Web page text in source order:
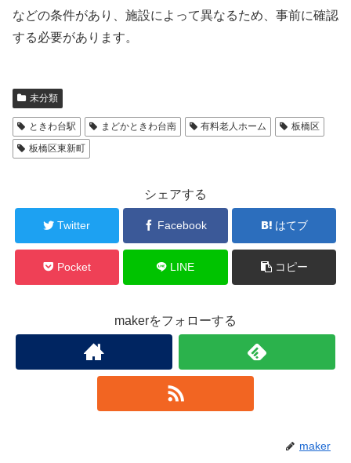
などの条件があり、施設によって異なるため、事前に確認
する必要があります。
未分類
ときわ台駅 まどかときわ台南 有料老人ホーム
板橋区
板橋区東新町
シェアする
Twitter Facebook はてブ
Pocket LINE コピー
makerをフォローする
maker